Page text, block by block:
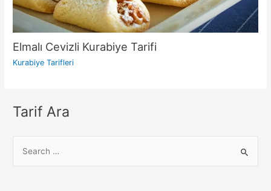
Elmalı Cevizli Kurabiye Tarifi
Kurabiye Tarifleri
Tarif Ara